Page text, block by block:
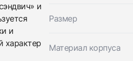
и
и
характер
Размер
Материал корпуса
данные и мы свяжемся с
1950 Marina 3 Days
1950 Marina 3 Days